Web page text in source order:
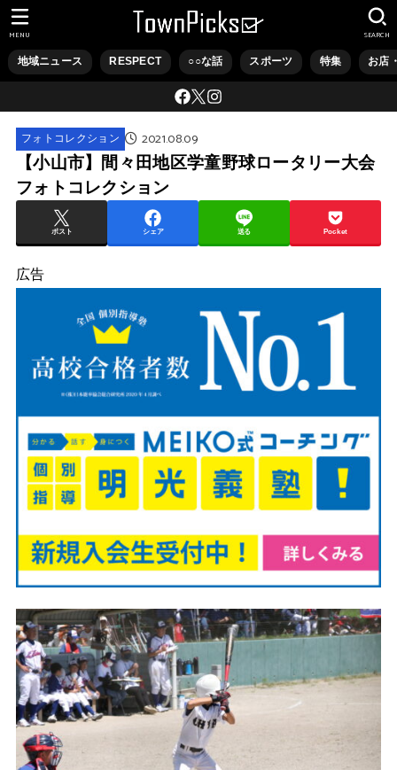
地域ニュース RESPECT ○○な話 スポーツ 特集 お店
SEARCH
MENU
フォトコレクション 2021.08.09
【小山市】間々田地区学童野球ロータリー大会
フォトコレクション
ポスト シェア 送る Pocket
広告